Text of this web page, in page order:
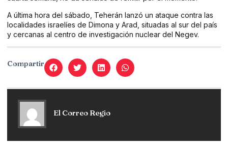
A última hora del sábado, Teherán lanzó un ataque contra las
localidades israelíes de Dimona y Arad, situadas al sur del país
y cercanas al centro de investigación nuclear del Negev.
Compartir
El Correo Regio